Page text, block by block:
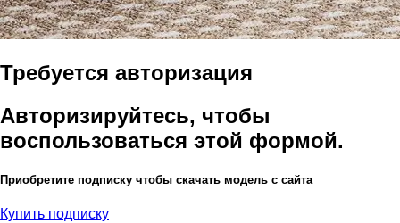
Требуется авторизация
Авторизируйтесь, чтобы
воспользоваться этой формой.
Приобретите подписку чтобы скачать модель с сайта
Купить подписку